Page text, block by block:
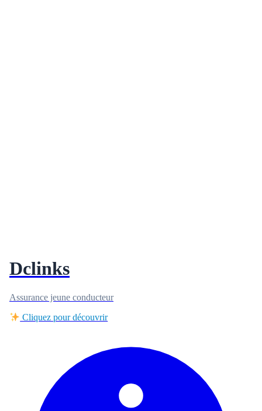
Dclinks
Assurance jeune conducteur
Cliquez pour découvrir